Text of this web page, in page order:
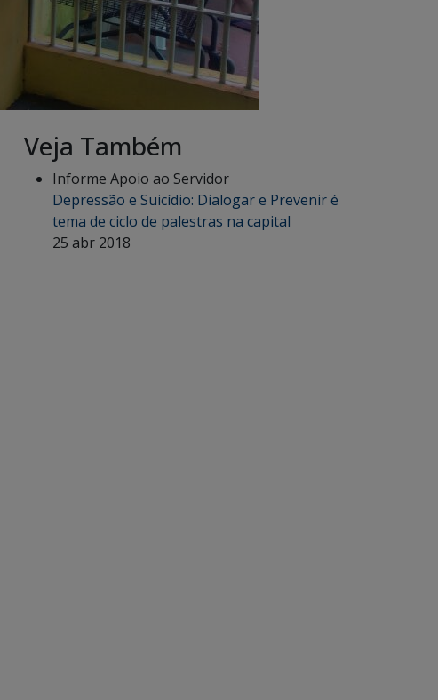
Veja Também
Informe Apoio ao Servidor
Depressão e Suicídio: Dialogar e Prevenir é
tema de ciclo de palestras na capital
25 abr 2018